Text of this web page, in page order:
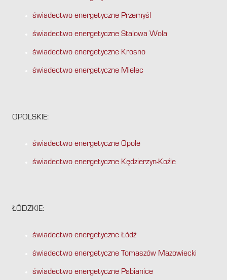
świadectwo energetyczne Przemyśl
świadectwo energetyczne Stalowa Wola
świadectwo energetyczne Krosno
świadectwo energetyczne Mielec
OPOLSKIE:
świadectwo energetyczne Opole
świadectwo energetyczne Kędzierzyn-Koźle
ŁÓDZKIE:
świadectwo energetyczne Łódź
świadectwo energetyczne Tomaszów Mazowiecki
świadectwo energetyczne Pabianice